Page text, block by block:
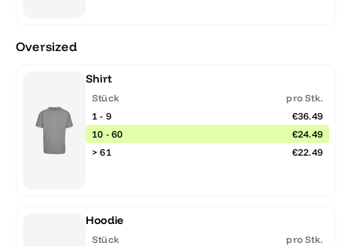
Oversized
Shirt
Stück
pro Stk.
1 - 9
€36.49
10 - 60
€24.49
> 61
€22.49
Hoodie
Stück
pro Stk.